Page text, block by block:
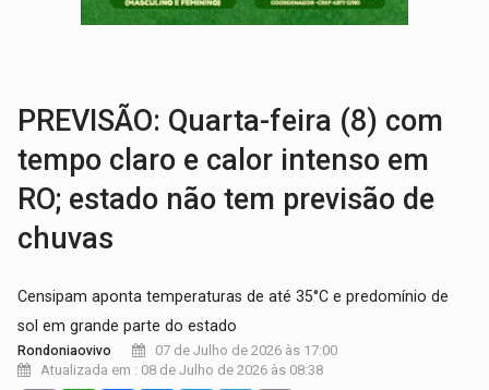
PF ESTÁ APURANDO:Flávio Bolsonaro escolhe Alfredo Gaspar como vice, alvo de
PREVISÃO: Quarta-feira (8) com
tempo claro e calor intenso em
RO; estado não tem previsão de
chuvas
Censipam aponta temperaturas de até 35°C e predomínio de
sol em grande parte do estado
Rondoniaovivo
07 de Julho de 2026 às 17:00
Atualizada em : 08 de Julho de 2026 às 08:38